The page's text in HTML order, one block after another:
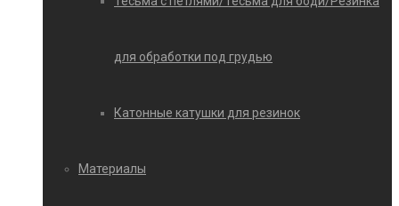
для обработки под грудью
Катонные катушки для резинок
Материалы